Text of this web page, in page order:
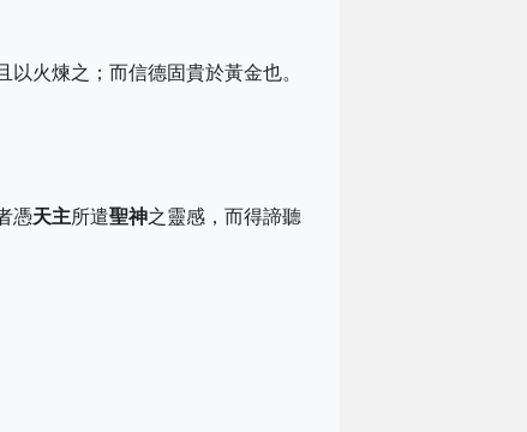
火煉之；而信德固貴於黃金也。
憑天主所遣聖神之靈感，而得諦聽